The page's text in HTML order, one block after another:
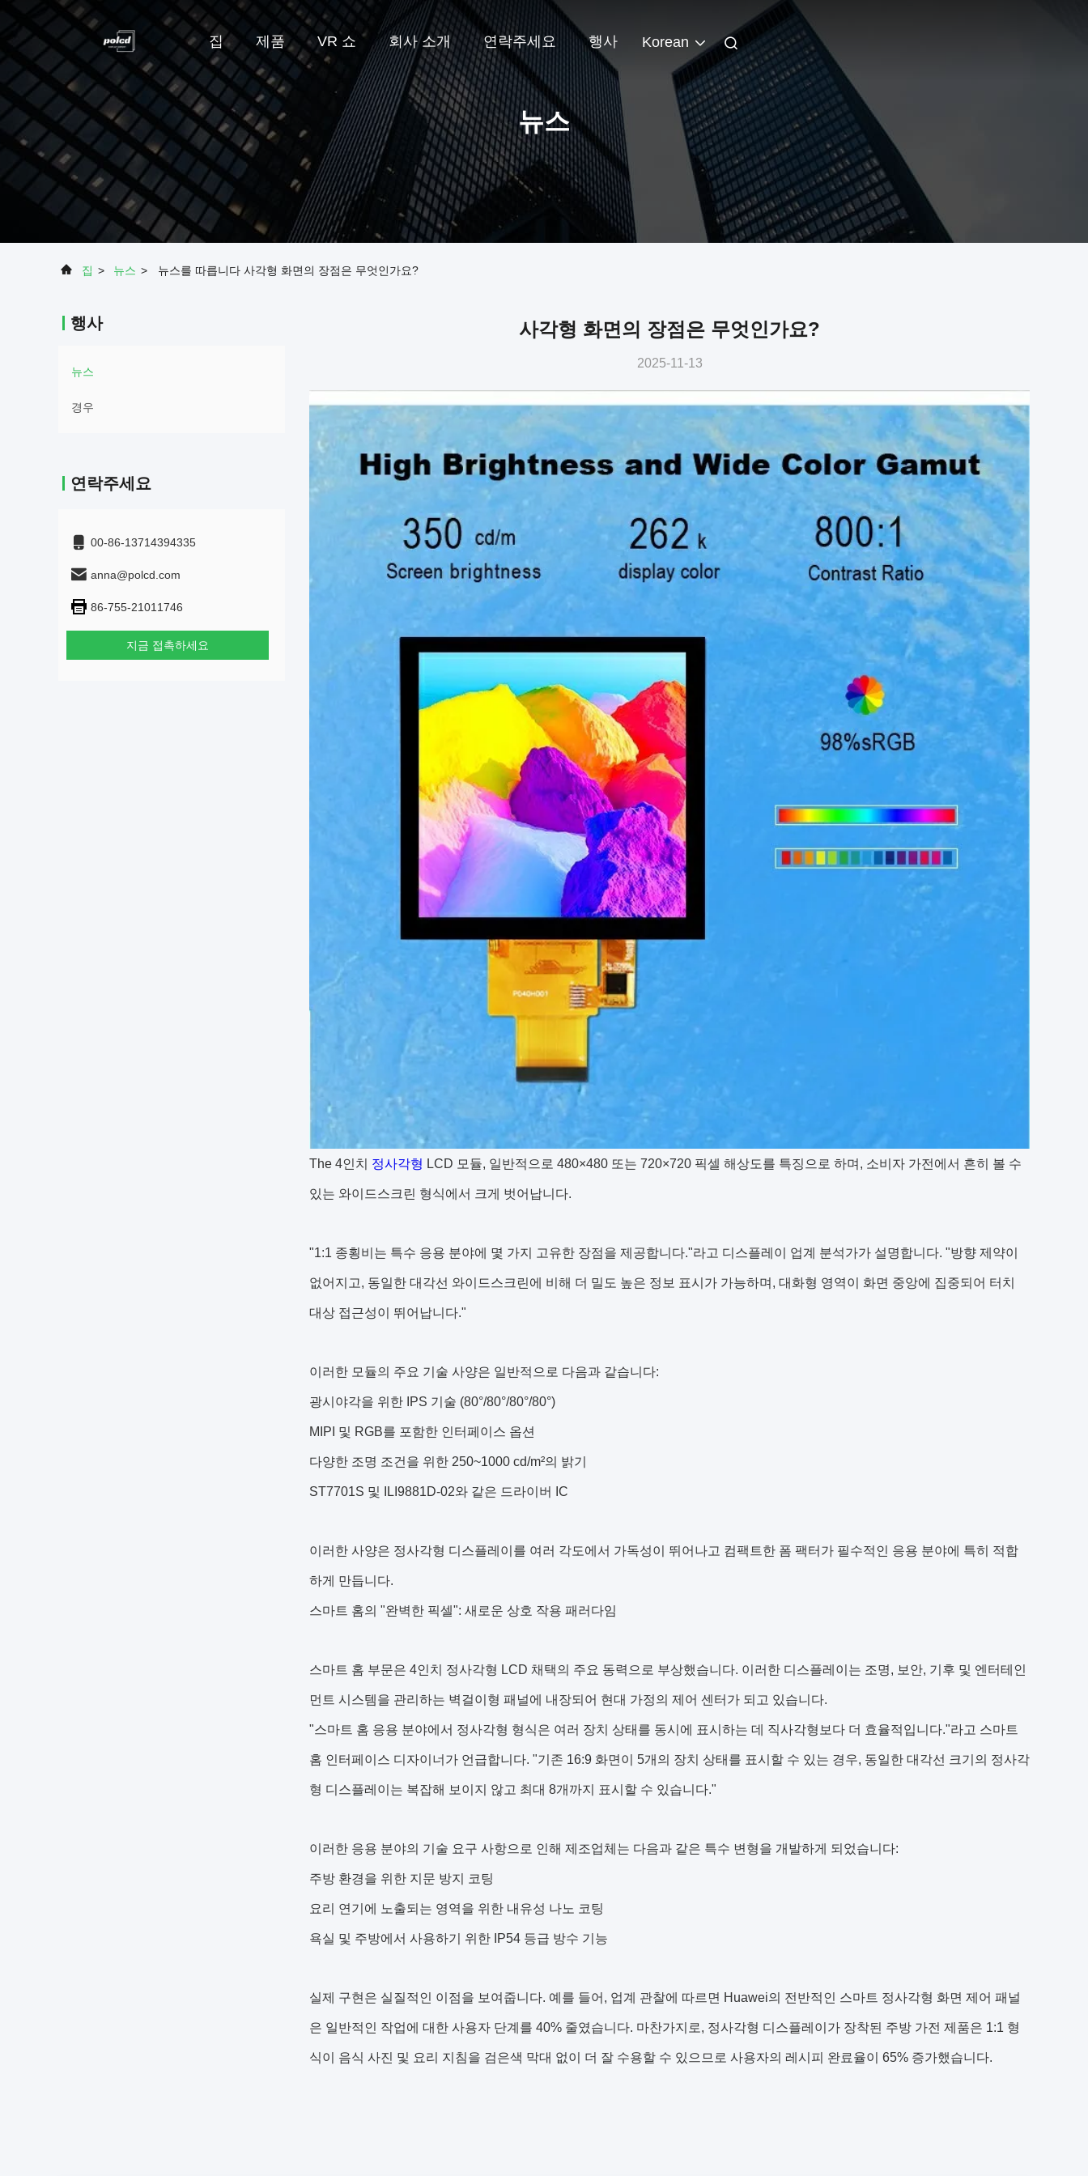
집 제품 VR 쇼 회사 소개 연락주세요 행사 Korean
뉴스
집 > 뉴스 > 뉴스를 따릅니다 사각형 화면의 장점은 무엇인가요?
행사
뉴스
경우
연락주세요
00-86-13714394335
anna@polcd.com
86-755-21011746
지금 접촉하세요
사각형 화면의 장점은 무엇인가요?
2025-11-13
The 4인치 정사각형 LCD 모듈, 일반적으로 480×480 또는 720×720 픽셀 해상도를 특징으로 하며, 소비자 가전에서 흔히 볼 수
있는 와이드스크린 형식에서 크게 벗어납니다.
"1:1 종횡비는 특수 응용 분야에 몇 가지 고유한 장점을 제공합니다."라고 디스플레이 업계 분석가가 설명합니다. "방향 제약이
없어지고, 동일한 대각선 와이드스크린에 비해 더 밀도 높은 정보 표시가 가능하며, 대화형 영역이 화면 중앙에 집중되어 터치
대상 접근성이 뛰어납니다."
이러한 모듈의 주요 기술 사양은 일반적으로 다음과 같습니다:
광시야각을 위한 IPS 기술 (80°/80°/80°/80°)
MIPI 및 RGB를 포함한 인터페이스 옵션
다양한 조명 조건을 위한 250~1000 cd/m²의 밝기
ST7701S 및 ILI9881D-02와 같은 드라이버 IC
이러한 사양은 정사각형 디스플레이를 여러 각도에서 가독성이 뛰어나고 컴팩트한 폼 팩터가 필수적인 응용 분야에 특히 적합
하게 만듭니다.
스마트 홈의 "완벽한 픽셀": 새로운 상호 작용 패러다임
스마트 홈 부문은 4인치 정사각형 LCD 채택의 주요 동력으로 부상했습니다. 이러한 디스플레이는 조명, 보안, 기후 및 엔터테인
먼트 시스템을 관리하는 벽걸이형 패널에 내장되어 현대 가정의 제어 센터가 되고 있습니다.
"스마트 홈 응용 분야에서 정사각형 형식은 여러 장치 상태를 동시에 표시하는 데 직사각형보다 더 효율적입니다."라고 스마트
홈 인터페이스 디자이너가 언급합니다. "기존 16:9 화면이 5개의 장치 상태를 표시할 수 있는 경우, 동일한 대각선 크기의 정사각
형 디스플레이는 복잡해 보이지 않고 최대 8개까지 표시할 수 있습니다."
이러한 응용 분야의 기술 요구 사항으로 인해 제조업체는 다음과 같은 특수 변형을 개발하게 되었습니다:
주방 환경을 위한 지문 방지 코팅
요리 연기에 노출되는 영역을 위한 내유성 나노 코팅
욕실 및 주방에서 사용하기 위한 IP54 등급 방수 기능
실제 구현은 실질적인 이점을 보여줍니다. 예를 들어, 업계 관찰에 따르면 Huawei의 전반적인 스마트 정사각형 화면 제어 패널
은 일반적인 작업에 대한 사용자 단계를 40% 줄였습니다. 마찬가지로, 정사각형 디스플레이가 장착된 주방 가전 제품은 1:1 형
식이 음식 사진 및 요리 지침을 검은색 막대 없이 더 잘 수용할 수 있으므로 사용자의 레시피 완료율이 65% 증가했습니다.